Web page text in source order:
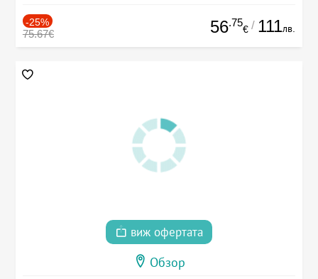
-25%
75.67€ 56.75
€ / 111лв.
виж офертата
Обзор